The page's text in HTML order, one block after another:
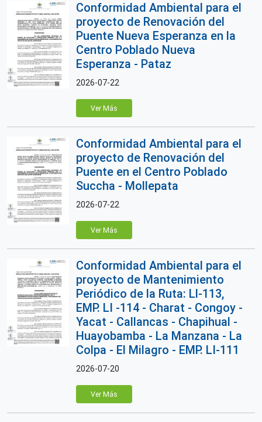
Conformidad Ambiental para el
proyecto de Renovación del
Puente Nueva Esperanza en la
Centro Poblado Nueva
Esperanza - Pataz
2026-07-22
Ver Más
Conformidad Ambiental para el
proyecto de Renovación del
Puente en el Centro Poblado
Succha - Mollepata
2026-07-22
Ver Más
Conformidad Ambiental para el
proyecto de Mantenimiento
Periódico de la Ruta: Ll-113,
EMP. LI -114 - Charat - Congoy -
Yacat - Callancas - Chapihual -
Huayobamba - La Manzana - La
Colpa - El Milagro - EMP. LI-111
2026-07-20
Ver Más